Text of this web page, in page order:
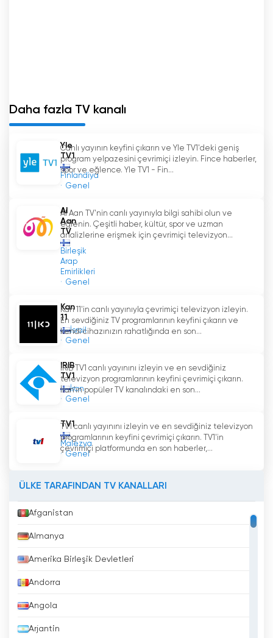
Daha fazla TV kanalı
Yle
TV1
Finlandiya
Genel
Canlı yayının keyfini çıkarın ve Yle TV1'deki geniş
program yelpazesini çevrimiçi izleyin. Fince haberler,
spor ve eğlence. Yle TV1 - Fin...
Al
Aan
TV
Birleşik
Arap
Emirlikleri
Genel
Al Aan TV'nin canlı yayınıyla bilgi sahibi olun ve
eğlenin. Çeşitli haber, kültür, spor ve uzman
analizlerine erişmek için çevrimiçi televizyon...
Kan
11
İsrail
Genel
Kan 11'in canlı yayınıyla çevrimiçi televizyon izleyin.
En sevdiğiniz TV programlarının keyfini çıkarın ve
kendi cihazınızın rahatlığında en son...
IRIB
TV1
İran
Genel
IRIB TV1 canlı yayınını izleyin ve en sevdiğiniz
televizyon programlarının keyfini çevrimiçi çıkarın.
İran'ın popüler TV kanalındaki en son...
TV1
Malezya
Genel
TV1 canlı yayınını izleyin ve en sevdiğiniz televizyon
programlarının keyfini çevrimiçi çıkarın. TV1'in
çevrimiçi platformunda en son haberler,...
ÜLKE TARAFINDAN TV KANALLARI
Afganistan
Almanya
Amerika Birleşik Devletleri
Andorra
Angola
Arjantin